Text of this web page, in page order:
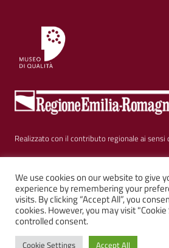
Realizzato con il contributo regionale ai sensi
Sezione Link Utili
Privacy | Cookie policy | Note legali
Web solution:Kalimera.it su
We use cookies on our website to give
experience by remembering your
visits. By clicking “Accept All”, you
cookies. However, you may visit
controlled consent.
Cookie Settings Accept All